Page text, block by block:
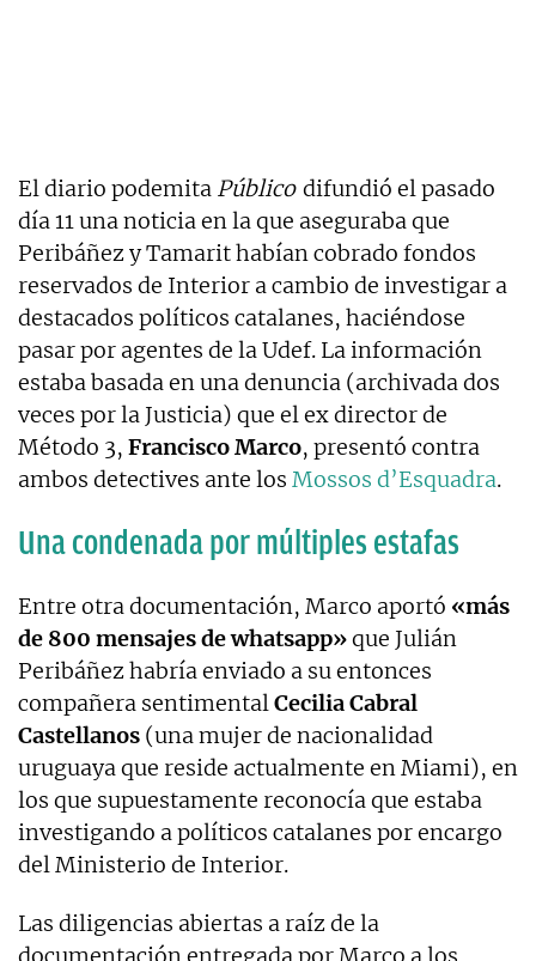
El diario podemita Público difundió el pasado
día 11 una noticia en la que aseguraba que
Peribáñez y Tamarit habían cobrado fondos
reservados de Interior a cambio de investigar a
destacados políticos catalanes, haciéndose
pasar por agentes de la Udef. La información
estaba basada en una denuncia (archivada dos
veces por la Justicia) que el ex director de
Método 3, Francisco Marco, presentó contra
ambos detectives ante los Mossos d’Esquadra.
Una condenada por múltiples estafas
Entre otra documentación, Marco aportó «más
de 800 mensajes de whatsapp»que Julián
Peribáñez habría enviado a su entonces
compañera sentimentalCecilia Cabral
Castellanos (una mujer de nacionalidad
uruguaya que reside actualmente en Miami), en
los que supuestamente reconocía que estaba
investigando a políticos catalanes por encargo
del Ministerio de Interior.
Las diligencias abiertas a raíz de la
documentación entregada por Marco a los